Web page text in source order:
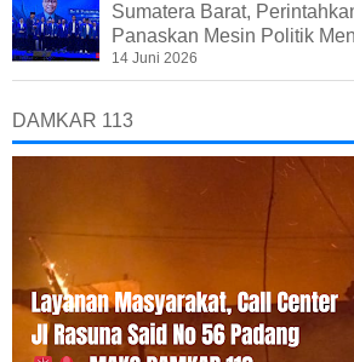
Sumatera Barat,
Panaskan Mesin Politik
14 Juni 2026
DAMKAR 113